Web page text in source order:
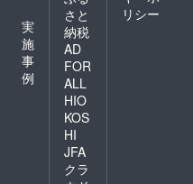
実
施
事
例
さと
納税
AD
FOR
ALL
HIO
KOS
HI
JFA
クラ
リシー